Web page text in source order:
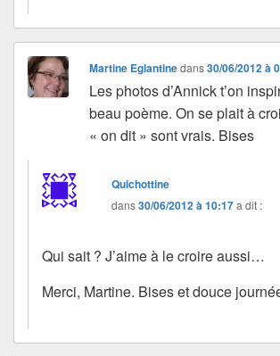
Martine Eglantinedans30/06/2012 à
Les photos d’Annick t’on
beau poème. On se plait à
« on dit » sont vrais. Bises
Quichottine
dans30/06/2012 à 10:17a dit :
Qui sait ? J’aime à le croire aussi…
Merci, Martine. Bises et douce